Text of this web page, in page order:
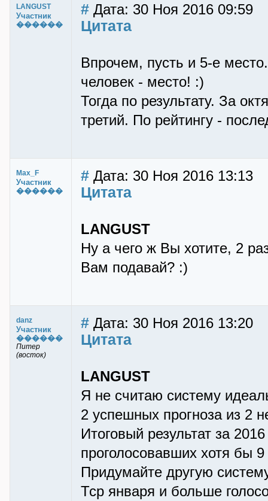
LANGUST
Участник
������
# Дата: 30 Ноя 2016 09:59
Цитата
Впрочем, пусть и 5-е
человек - место! :)
Тогда по результату. За
третий. По рейтингу -
Max_F
Участник
������
# Дата: 30 Ноя 2016 13:13
Цитата
LANGUST
Ну а чего ж Вы хотите, 2
Вам подавай? :)
danz
Участник
������
Питер
(восток)
# Дата: 30 Ноя 2016 13:20
Цитата
LANGUST
Я не считаю систему
2 успешных прогноза из 2
Итоговый результат за
проголосовавших хотя бы 9
Придумайте другую
Тср января и больше